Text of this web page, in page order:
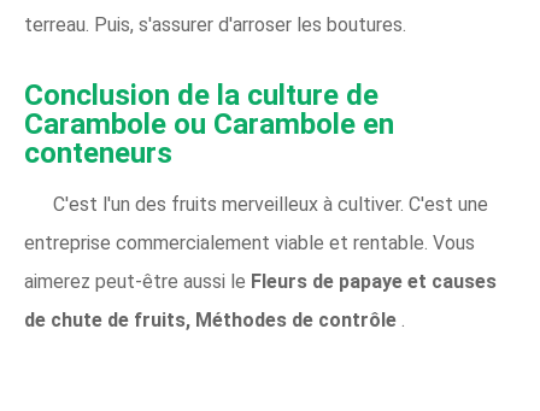
terreau. Puis, s'assurer d'arroser les boutures.
Conclusion de la culture de
Carambole ou Carambole en
conteneurs
C'est l'un des fruits merveilleux à cultiver. C'est une
entreprise commercialement viable et rentable. Vous
aimerez peut-être aussi le Fleurs de papaye et causes
de chute de fruits, Méthodes de contrôle .